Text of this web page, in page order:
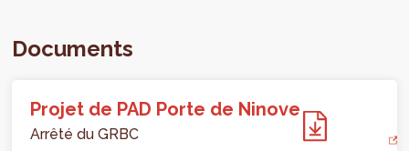
Documents
Projet de PAD Porte de Ninove
Arrêté du GRBC